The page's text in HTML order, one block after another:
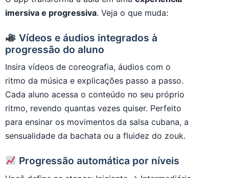
imersiva e progressiva. Veja o que muda:
Vídeos e áudios integrados à
progressão do aluno
Insira vídeos de coreografia, áudios com o
ritmo da música e explicações passo a passo.
Cada aluno acessa o conteúdo no seu próprio
ritmo, revendo quantas vezes quiser. Perfeito
para ensinar os movimentos da salsa cubana, a
sensualidade da bachata ou a fluidez do zouk.
Progressão automática por níveis